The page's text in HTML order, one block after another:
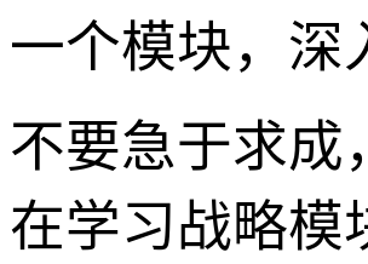
一个模块，深
不要急于求成
在学习战略模